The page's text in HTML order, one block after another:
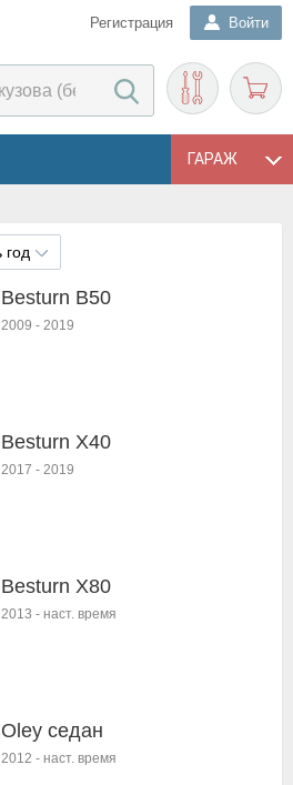
Регистрация Войти
ГАРАЖ
год
Besturn B50
2009 - 2019
Besturn X40
2017 - 2019
Besturn X80
2013 - наст. время
Oley седан
2012 - наст. время